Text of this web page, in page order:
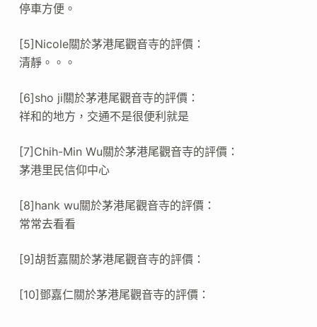
停車方便。
[5]Nicole關於茅港尾觀音寺的評價：
清靜。。。
[6]sho ji關於茅港尾觀音寺的評價：
祥和的地方，交通不是很便利就是
[7]Chih-Min Wu關於茅港尾觀音寺的評價：
茅港里民信仰中心
[8]hank wu關於茅港尾觀音寺的評價：
常常去看看
[9]胡哲嘉關於茅港尾觀音寺的評價：
[10]鄧嘉仁關於茅港尾觀音寺的評價：